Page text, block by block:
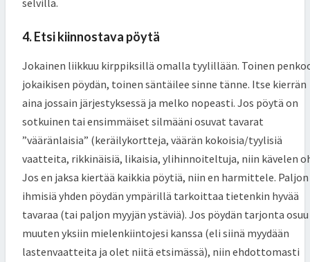
4. Etsi kiinnostava pöytä
Jokainen liikkuu kirppiksillä omalla tyylillään. Toinen
jokaikisen pöydän, toinen säntäilee sinne tänne. Itse kierrän
aina jossain järjestyksessä ja melko nopeasti. Jos pöytä on
sotkuinen tai ensimmäiset silmääni osuvat tavarat
”vääränlaisia” (keräilykortteja, väärän kokoisia/tyylisiä
vaatteita, rikkinäisiä, likaisia, ylihinnoiteltuja, niin kävelen
Jos en jaksa kiertää kaikkia pöytiä, niin en harmittele. Paljon
ihmisiä yhden pöydän ympärillä tarkoittaa tietenkin hyvää
tavaraa (tai paljon myyjän ystäviä). Jos pöydän tarjonta osuu
muuten yksiin mielenkiintojesi kanssa (eli siinä myydään
lastenvaatteita ja olet niitä etsimässä), niin ehdottomasti